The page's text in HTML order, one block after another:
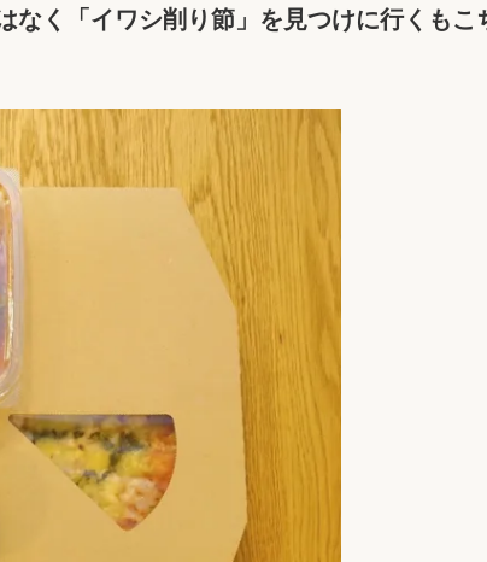
なく「イワシ削り節」を見つけに行くもこ